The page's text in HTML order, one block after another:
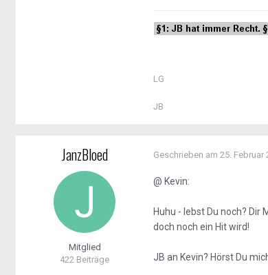
LG
JB
JanzBloed
Mitglied
422 Beiträge
Geschrieben am 25. Februar
@ Kevin:
Huhu - lebst Du noch?
doch noch ein Hit wird!
JB an Kevin? Hörst Du